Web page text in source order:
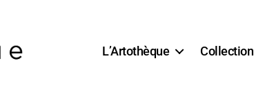
L’Artothèque Collection